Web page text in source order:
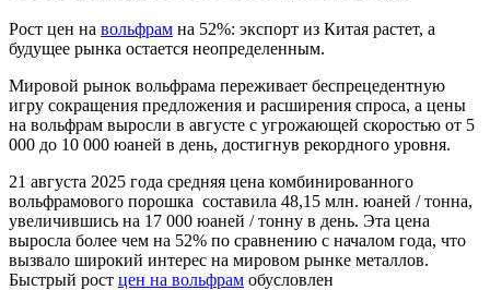
Рост цен на вольфрам на 52%: экспорт из Китая растет, а
будущее рынка остается неопределенным.
Мировой рынок вольфрама переживает беспрецедентную
игру сокращения предложения и расширения спроса, а цены
на вольфрам выросли в августе с угрожающей скоростью от 5
000 до 10 000 юаней в день, достигнув рекордного уровня.
21 августа 2025 года средняя цена комбинированного
вольфрамового порошка составила 48,15 млн. юаней / тонна,
увеличившись на 17 000 юаней / тонну в день. Эта цена
выросла более чем на 52% по сравнению с началом года, что
вызвало широкий интерес на мировом рынке металлов.
Быстрый рост цен на вольфрам обусловлен